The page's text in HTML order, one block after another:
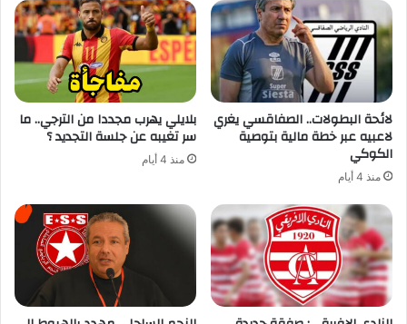
لائحة البطولات.. الصفاقسي يغري
لاعبيه عبر خطة مالية بتوصية
الكوكي
منذ 4 أيام
بلايلي يهرب مجددا من الترجي.. ما
سر تغيبه عن جلسة التجديد ؟
منذ 4 أيام